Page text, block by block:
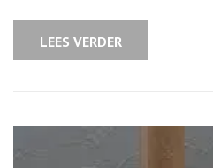
LEES VERDER